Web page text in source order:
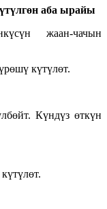
аба ырайы
жаан-чачын
күтүлөт.
Күндүз өткүн